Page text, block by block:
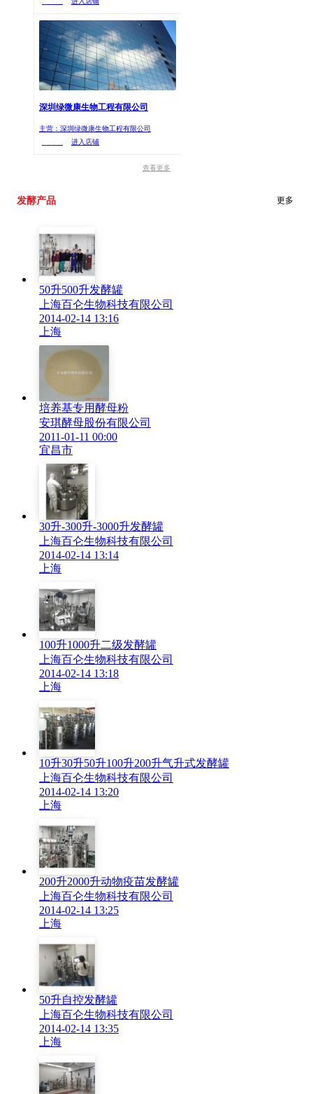
深圳绿微康生物工程有限公司
主营：深圳绿微康生物工程有限公司
进入店铺
查看更多
发酵产品 更多
50升500升发酵罐
上海百仑生物科技有限公司
2014-02-14 13:16
上海
培养基专用酵母粉
安琪酵母股份有限公司
2011-01-11 00:00
宜昌市
30升-300升-3000升发酵罐
上海百仑生物科技有限公司
2014-02-14 13:14
上海
100升1000升二级发酵罐
上海百仑生物科技有限公司
2014-02-14 13:18
上海
10升30升50升100升200升气升式发酵罐
上海百仑生物科技有限公司
2014-02-14 13:20
上海
200升2000升动物疫苗发酵罐
上海百仑生物科技有限公司
2014-02-14 13:25
上海
50升自控发酵罐
上海百仑生物科技有限公司
2014-02-14 13:35
上海